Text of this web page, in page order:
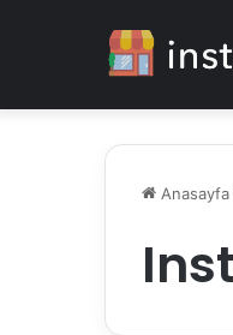
Anasayfa